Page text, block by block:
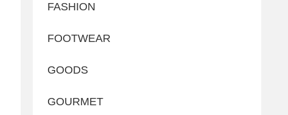
FASHION
FOOTWEAR
GOODS
GOURMET